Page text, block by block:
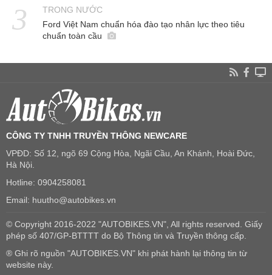
TRONG NƯỚC
Ford Việt Nam chuẩn hóa đào tạo nhân lực theo tiêu
chuẩn toàn cầu
CÔNG TY TNHH TRUYỀN THÔNG NEWCARE
VPĐD: Số 12, ngõ 69 Cộng Hòa, Ngãi Cầu, An Khánh, Hoài Đức,
Hà Nội.
Hotline: 0904258081
Email: huutho@autobikes.vn
© Copyright 2016-2022 "AUTOBIKES.VN", All rights reserved. Giấy
phép số 407/GP-BTTTT do Bộ Thông tin và Truyền thông cấp.
® Ghi rõ nguồn "AUTOBIKES.VN" khi phát hành lại thông tin từ
website này.